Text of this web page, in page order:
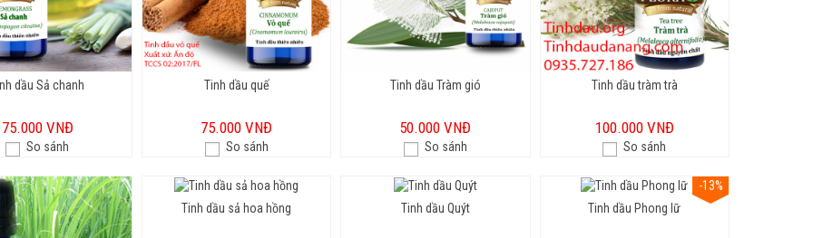
dầu Sả chanh
75.000 VNĐ
So sánh
Tinh dầu quế
75.000 VNĐ
So sánh
Tinh dầu Tràm gió
50.000 VNĐ
So sánh
Tinh dầu tràm trà
100.000 VNĐ
So sánh
Tinh dầu sả hoa hồng Tinh dầu Quýt Tinh dầu Phong lữ
-13%